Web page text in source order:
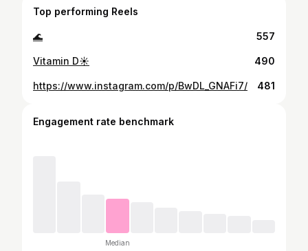
Top performing Reels
🌊 557
Vitamin D☀️ 490
https://www.instagram.com/p/BwDL_GNAFi7/ 481
Engagement rate benchmark
Median